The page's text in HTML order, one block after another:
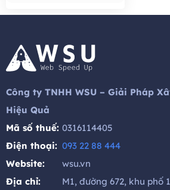
Công ty TNHH WSU – Giải Pháp
Hiệu Quả
Mã số thuế: 0316114405
Điện thoại: 093 22 88 444
Website:
wsu.vn
Địa chỉ:
M1, đường 672, khu phố